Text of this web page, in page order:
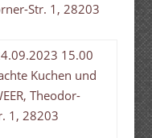
Str. 1, 28203
15.00
Kuchen und
Theodor-
1, 28203